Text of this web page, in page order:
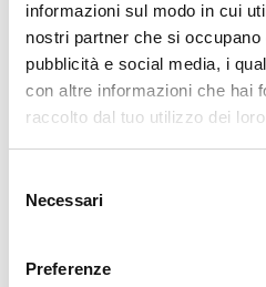
informazioni sul modo in cui
nostri partner che si occupano
pubblicità e social media, i
con altre informazioni che hai
raccolto dal tuo utilizzo dei
delNecessari
Preferenze
L’allenamento con sovraccarichi, a
il trx, e con altri attrezzi può
di prestare la massima attenzione e
metodologie adatte al proprio
medico di fiducia prima di
fisica o regime alimentare.
X